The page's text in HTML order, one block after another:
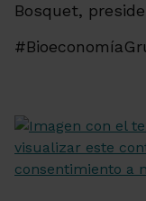
Bosquet,